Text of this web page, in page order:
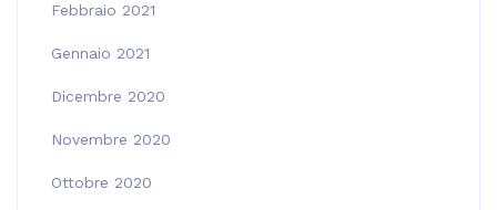
Febbraio 2021
Gennaio 2021
Dicembre 2020
Novembre 2020
Ottobre 2020